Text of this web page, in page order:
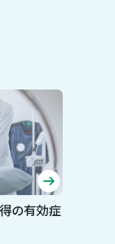
の有効症